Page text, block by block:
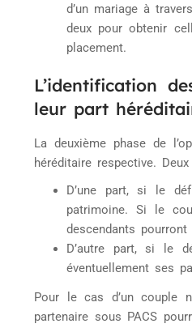
d’un mariage à
deux pour obtenir
placement.
L’identification
leur part
La deuxième phase de
héréditaire respective.
D’une part, si le
patrimoine. Si le
descendants
D’autre part, si le
éventuellement ses
Pour le cas d’un couple
partenaire sous PACS